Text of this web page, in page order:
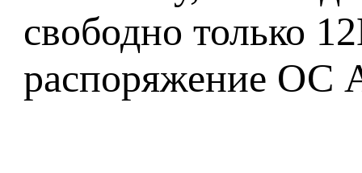
свободно только
распоряжение ОС